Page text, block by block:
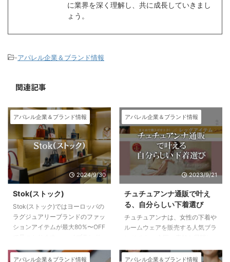
に業界を深く理解し、共に成長していきまし
ょう。
-アパレル企業＆ブランド情報
関連記事
アパレル企業＆ブランド情報
2024/9/30
Stok(ストック)
Stok(ストック)ではヨーロッパの
ラグジュアリーブランドのファッ
ションアイテムが最大80%〜OFF
がStok(ストック)！ Stok（スト
アパレル企業＆ブランド情報
2023/9/21
チュチュアンナ通販で叶え
る、自分らしい下着選び
チュチュアンナは、女性の下着や
ルームウェアを販売する人気ブラ
とができます。 チュチュアンナ
アパレル企業＆ブランド情報 アパレル企業＆ブランド情報